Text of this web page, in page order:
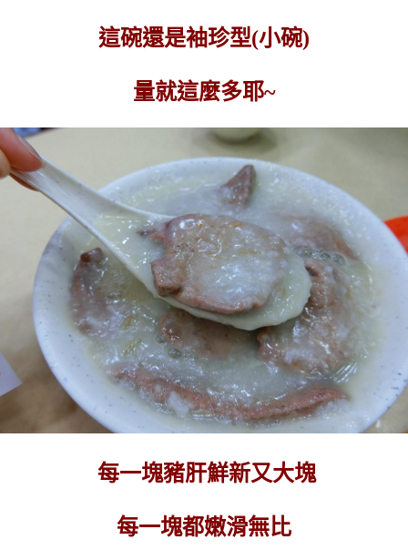
這碗還是袖珍型(小碗)
量就這麼多耶~
每一塊豬肝鮮新又大塊
每一塊都嫩滑無比